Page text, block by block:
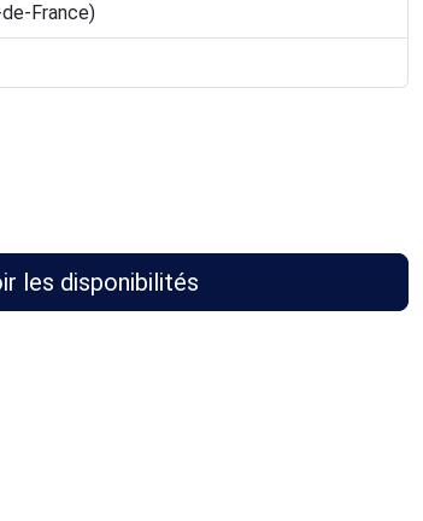
France)
les disponibilités